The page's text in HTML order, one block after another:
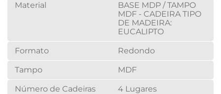
Material
BASE MDP / TAMPO
MDF - CADEIRA TIPO
DE MADEIRA:
EUCALIPTO
Formato Redondo
Tampo MDF
Número de Cadeiras 4 Lugares